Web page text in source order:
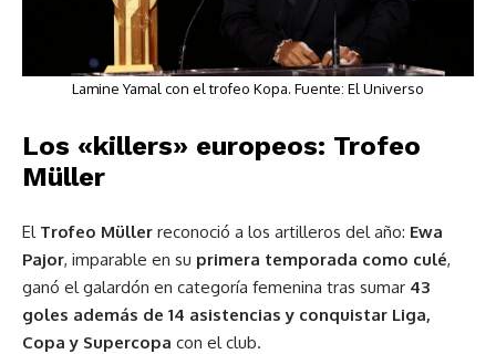
Lamine Yamal con el trofeo Kopa. Fuente: El Universo
Los «killers» europeos: Trofeo
Müller
El Trofeo Müller reconoció a los artilleros del año: Ewa
Pajor, imparable en su primera temporada como culé,
ganó el galardón en categoría femenina tras sumar 43
goles además de 14 asistencias y conquistar Liga,
Copa y Supercopa con el club.